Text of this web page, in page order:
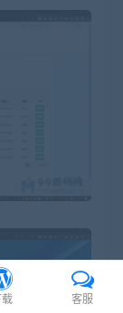
客服